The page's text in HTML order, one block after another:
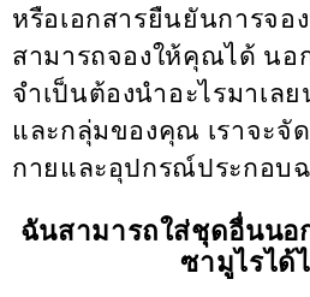
หรือเอกสารยืนยันการจอ
สามารถจองให้คุณได้ น
จำเป็นต้องนำอะไรมาเล
และกลุ่มของคุณ เราจะจั
กายและอุปกรณ์ประกอบ
ฉันสามารถใส่ชุดอื่นน
ซามูไรได้